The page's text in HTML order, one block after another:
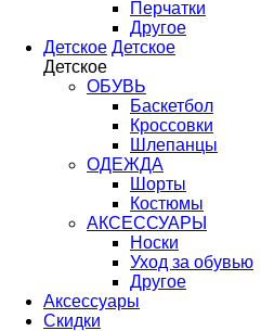
Перчатки
Другое
Детское Детское
Детское
ОБУВЬ
Баскетбол
Кроссовки
Шлепанцы
ОДЕЖДА
Шорты
Костюмы
АКСЕССУАРЫ
Носки
Уход за обувью
Другое
Аксессуары
Скидки